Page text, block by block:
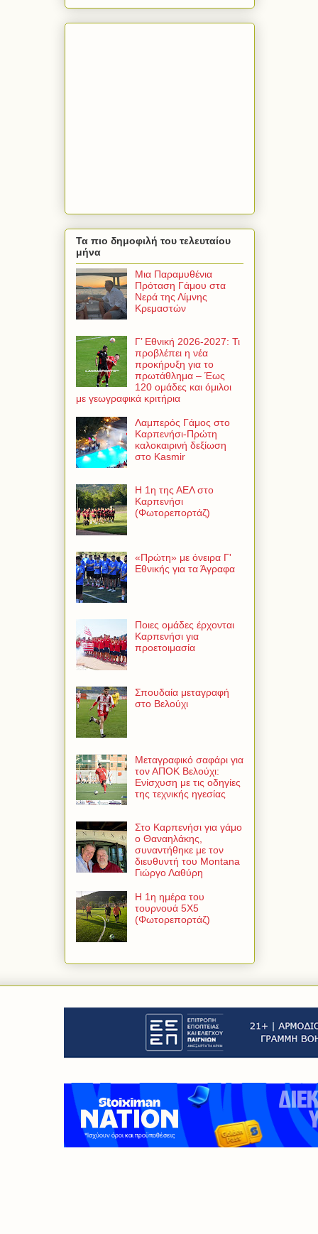
Τα πιο δημοφιλή του τελευταίου
μήνα
Μια Παραμυθένια
Πρόταση Γάμου στα
Νερά της Λίμνης
Κρεμαστών
Γ’ Εθνική 2026-2027: Τι
προβλέπει η νέα
προκήρυξη για το
πρωτάθλημα – Έως
120 ομάδες και όμιλοι
με γεωγραφικά κριτήρια
Λαμπερός Γάμος στο
Καρπενήσι-Πρώτη
καλοκαιρινή δεξίωση
στο Kasmir
Η 1η της ΑΕΛ στο
Καρπενήσι
(Φωτορεπορτάζ)
«Πρώτη» με όνειρα Γ'
Εθνικής για τα Άγραφα
Ποιες ομάδες έρχονται
Καρπενήσι για
προετοιμασία
Σπουδαία μεταγραφή
στο Βελούχι
Μεταγραφικό σαφάρι για
τον ΑΠΟΚ Βελούχι:
Ενίσχυση με τις οδηγίες
της τεχνικής ηγεσίας
Στο Καρπενήσι για γάμο
ο Θαναηλάκης,
συναντήθηκε με τον
διευθυντή του Montana
Γιώργο Λαθύρη
Η 1η ημέρα του
τουρνουά 5Χ5
(Φωτορεπορτάζ)